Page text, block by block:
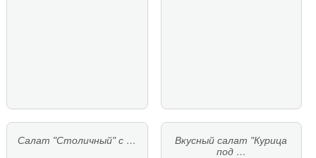
Салат "Столичный" с …
Вкусный салат "Курица
под …